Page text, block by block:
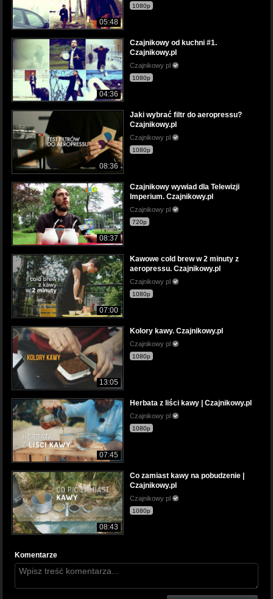
05:48
1080p
04:36
Czajnikowy od kuchni #1.
Czajnikowy.pl
Czajnikowy pl
1080p
08:36
Jaki wybrać filtr do aeropressu?
Czajnikowy.pl
Czajnikowy pl
1080p
08:37
Czajnikowy wywiad dla Telewizji
Imperium. Czajnikowy.pl
Czajnikowy pl
720p
07:00
Kawowe cold brew w 2 minuty z
aeropressu. Czajnikowy.pl
Czajnikowy pl
1080p
13:05
Kolory kawy. Czajnikowy.pl
Czajnikowy pl
1080p
07:45
Herbata z liści kawy | Czajnikowy.pl
Czajnikowy pl
1080p
08:43
Co zamiast kawy na pobudzenie |
Czajnikowy.pl
Czajnikowy pl
1080p
Komentarze